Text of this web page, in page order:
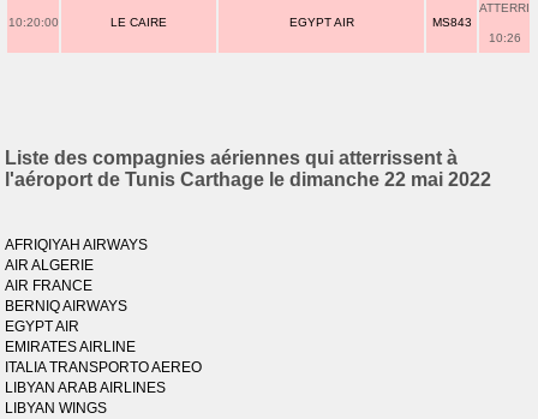
10:20:00 LE CAIRE EGYPT AIR MS843
ATTERRI
10:26
Liste des compagnies aériennes qui atterrissent à
l'aéroport de Tunis Carthage le dimanche 22 mai 2022
AFRIQIYAH AIRWAYS
AIR ALGERIE
AIR FRANCE
BERNIQ AIRWAYS
EGYPT AIR
EMIRATES AIRLINE
ITALIA TRANSPORTO AEREO
LIBYAN ARAB AIRLINES
LIBYAN WINGS